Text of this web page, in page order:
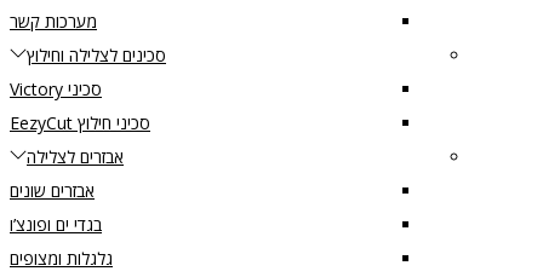
מערכות קשר
סכינים לצלילה וחילוץ
סכיני Victory
סכיני חילוץ EezyCut
אבזרים לצלילה
אבזרים שונים
בגדי ים ופונצ’ו
גלגלות ומצופים